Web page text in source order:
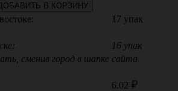
В КОРЗИНУ
17 упак
16 упак
сменив город в шапке сайта
6.02